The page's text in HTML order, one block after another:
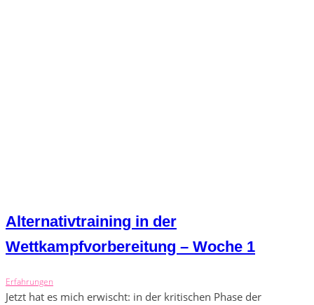
Alternativtraining in der
Wettkampfvorbereitung – Woche 1
Erfahrungen
Jetzt hat es mich erwischt: in der kritischen Phase der